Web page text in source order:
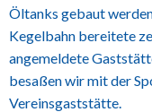
Öltanks gebaut
Kegelbahn bereitete
angemeldete
besaßen wir mit der
Vereinsgaststätte.